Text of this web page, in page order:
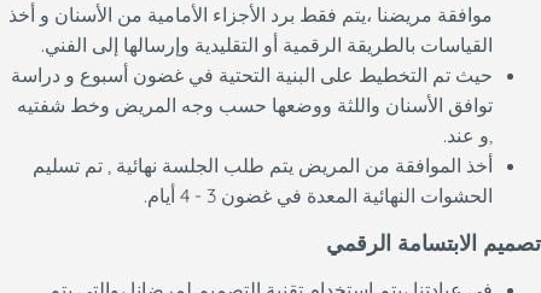
موافقة مريضنا ،يتم فقط برد الأجزاء الأمامية من الأسنان و أخذ
القياسات بالطريقة الرقمية أو التقليدية وإرسالها إلى الفني.
حيث تم التخطيط على البنية التحتية في غضون أسبوع و دراسة
توافق الأسنان واللثة ووضعها حسب وجه المريض وخط شفتيه
,و عند.
أخذ الموافقة من المريض يتم طلب الجلسة نهائية , تم تسليم
الحشوات النهائية المعدة في غضون 3 - 4 أيام.
تصميم الابتسامة الرقمي